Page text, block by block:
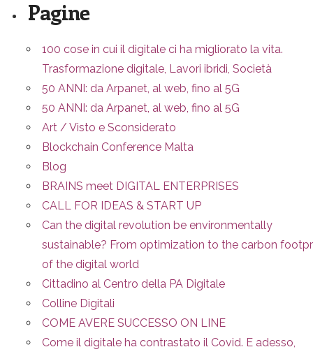
Pagine
100 cose in cui il digitale ci ha migliorato la vita.
Trasformazione digitale, Lavori ibridi, Società
50 ANNI: da Arpanet, al web, fino al 5G
50 ANNI: da Arpanet, al web, fino al 5G
Art / Visto e Sconsiderato
Blockchain Conference Malta
Blog
BRAINS meet DIGITAL ENTERPRISES
CALL FOR IDEAS & START UP
Can the digital revolution be environmentally
sustainable? From optimization to the carbon
of the digital world
Cittadino al Centro della PA Digitale
Colline Digitali
COME AVERE SUCCESSO ON LINE
Come il digitale ha contrastato il Covid. E adesso,